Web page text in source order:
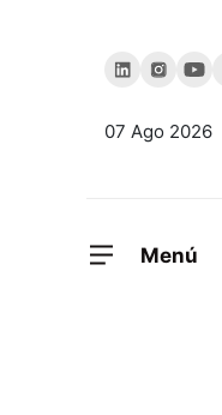
07 Ago 2026
Menú